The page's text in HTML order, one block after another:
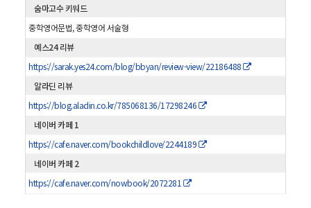
숨마고수 키워드
중학영어문법, 중학영어 서술형
예스24 리뷰
https://sarak.yes24.com/blog/bbyan/review-view/22186488
알라딘 리뷰
https://blog.aladin.co.kr/785068136/17298246
네이버 카페 1
https://cafe.naver.com/bookchildlove/2244189
네이버 카페 2
https://cafe.naver.com/nowbook/2072281